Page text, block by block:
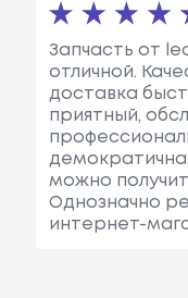
Запчасть от
отличной.
доставка
приятный,
можно
Однозначно
интернет-